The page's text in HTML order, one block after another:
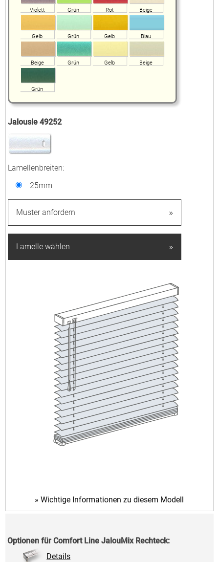
Breite: mm
Lamelle:
Jalousie 49252
Lamellenbreiten:
25mm
Muster anfordern »
Lamelle wählen »
Wichtige Informationen zu diesem Modell
Optionen fürComfort LineJalouMix Rechteck:
Details
Violett Grün Rot Beige
Gelb Grün Gelb Blau
Beige Grün Gelb Beige
Grün